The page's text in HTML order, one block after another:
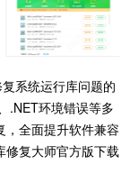
系统运行库问题的
.NET环境错误等多
，全面提升软件兼容
修复大师官方版下载